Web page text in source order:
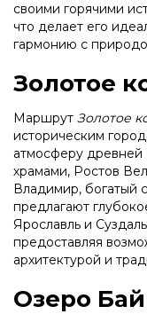
своими горячими
что делает его
гармонию с
Золотое
Маршрут Золотое
историческим
атмосферу
храмами, Ростов
Владимир, богатый
предлагают
Ярославль и
предоставляя
архитектурой и
Озеро